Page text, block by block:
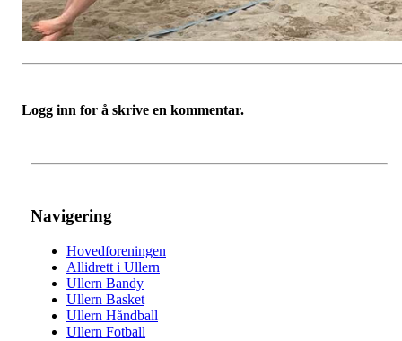
Logg inn for å skrive en kommentar.
Navigering
Hovedforeningen
Allidrett i Ullern
Ullern Bandy
Ullern Basket
Ullern Håndball
Ullern Fotball